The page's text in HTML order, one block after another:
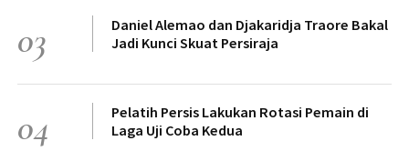
03
Daniel Alemao dan Djakaridja Traore Bakal
Jadi Kunci Skuat Persiraja
04
Pelatih Persis Lakukan Rotasi Pemain di
Laga Uji Coba Kedua